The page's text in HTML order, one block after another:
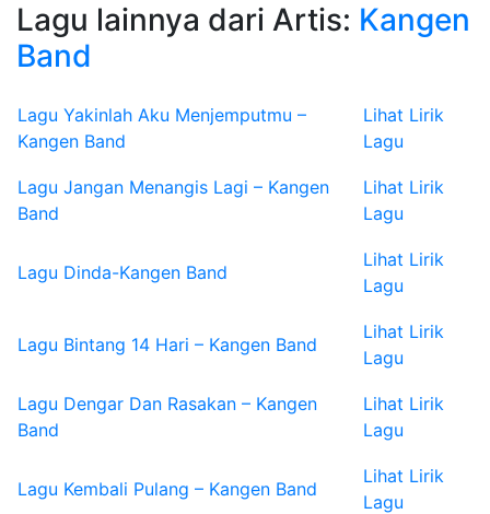
Lagu lainnya dari Artis: Kangen
Band
Lagu Yakinlah Aku Menjemputmu –
Kangen Band
Lihat Lirik
Lagu
Lagu Jangan Menangis Lagi – Kangen
Band
Lihat Lirik
Lagu
Lagu Dinda-Kangen Band
Lihat Lirik
Lagu
Lagu Bintang 14 Hari – Kangen Band
Lihat Lirik
Lagu
Lagu Dengar Dan Rasakan – Kangen
Band
Lihat Lirik
Lagu
Lagu Kembali Pulang – Kangen Band
Lihat Lirik
Lagu